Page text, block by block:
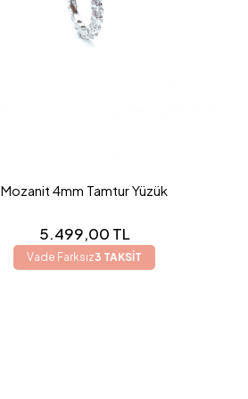
Mozanit 4mm Tamtur Yüzük
5.499,00 TL
Vade Farksız3 TAKSİT